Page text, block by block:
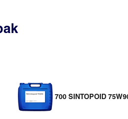
700 SINTOPOID